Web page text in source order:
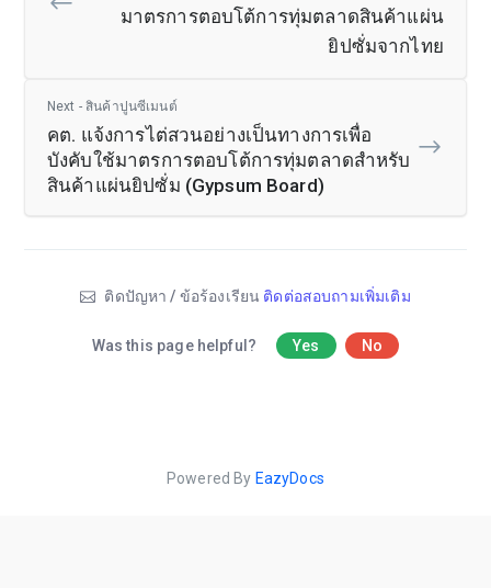
มาตรการตอบโต้การทุ่มตลาดสินค้าแผ่น
ยิปซั่มจากไทย
Next - สินค้าปูนซีเมนต์
คต. แจ้งการไต่สวนอย่างเป็นทางการเพื่อ
บังคับใช้มาตรการตอบโต้การทุ่มตลาดสำหรับ
สินค้าแผ่นยิปซั่ม (Gypsum Board)
ติดปัญหา / ข้อร้องเรียน ติดต่อสอบถามเพิ่มเติม
Was this page helpful? Yes No
Powered By EazyDocs